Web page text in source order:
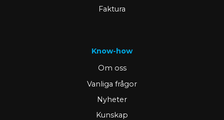
Faktura
Know-how
Om oss
Vanliga frågor
Nyheter
Kunskap